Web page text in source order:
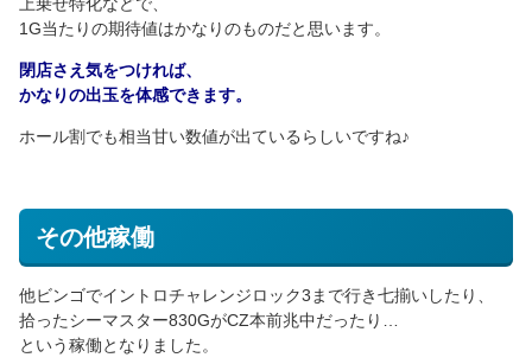
上乗せ特化などで、
1G当たりの期待値はかなりのものだと思います。
閉店さえ気をつければ、
かなりの出玉を体感できます。
ホール割でも相当甘い数値が出ているらしいですね♪
その他稼働
他ビンゴでイントロチャレンジロック3まで行き七揃いしたり、
拾ったシーマスター830GがCZ本前兆中だったり…
という稼働となりました。